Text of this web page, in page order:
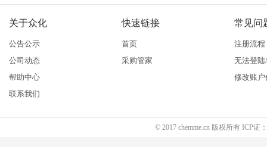
关于众化
公告公示
公司动态
帮助中心
联系我们
快速链接
首页
采购管家
常见问
注册流程
无法登
修改账户
© 2017 chemme.cn 版权所有 ICP证：